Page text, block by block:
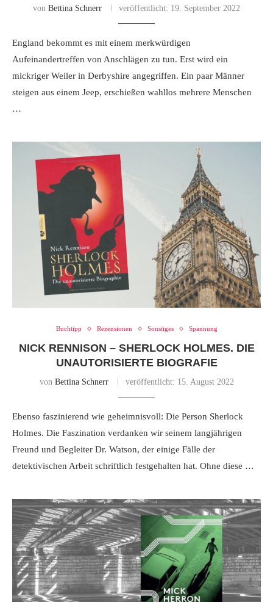
von Bettina Schnerr veröffentlicht: 19. September 2022
England bekommt es mit einem merkwürdigen
Aufeinandertreffen von Anschlägen zu tun. Erst wird ein
mickriger Weiler in Derbyshire angegriffen. Ein paar Männer
steigen aus einem Jeep, erschießen wahllos mehrere Menschen
…
Buchtipp Rezensionen Sonstiges Spannung
NICK RENNISON – SHERLOCK HOLMES. DIE
UNAUTORISIERTE BIOGRAFIE
von Bettina Schnerr veröffentlicht: 15. August 2022
Ebenso faszinierend wie geheimnisvoll: Die Person Sherlock
Holmes. Die Faszination verdanken wir seinem langjährigen
Freund und Begleiter Dr. Watson, der einige Fälle der
detektivischen Arbeit schriftlich festgehalten hat. Ohne diese …